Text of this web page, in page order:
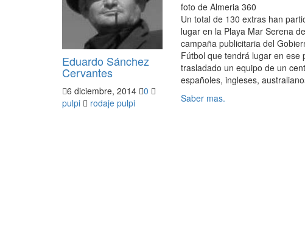
Eduardo Sánchez
Cervantes
6 diciembre, 2014 0
pulpi
rodaje pulpi
foto de Almeria 360
Un total de 130 extras han
lugar en la Playa Mar Serena
campaña publicitaria del
Fútbol que tendrá lugar en ese
trasladado un equipo de un
españoles, ingleses,
Saber mas.